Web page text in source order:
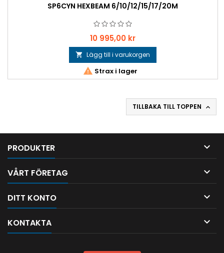
SP6CYN HEXBEAM 6/10/12/15/17/20M
Pris
10 995,00 kr
 Lägg till i varukorgen
 Strax i lager
TILLBAKA TILL TOPPEN 
PRODUKTER 
VÅRT FÖRETAG 
DITT KONTO 
KONTAKTA 